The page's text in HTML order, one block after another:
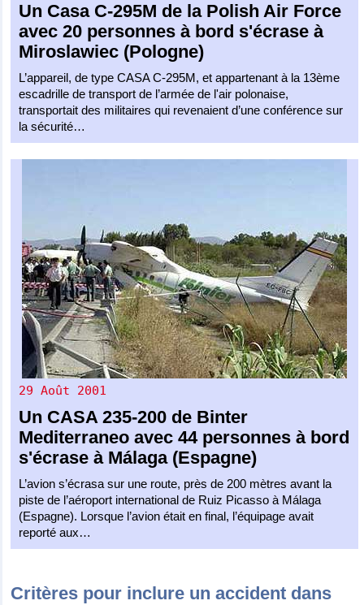
Un Casa C-295M de la Polish Air Force
avec 20 personnes à bord s'écrase à
Miroslawiec (Pologne)
L’appareil, de type CASA C-295M, et appartenant à la 13ème
escadrille de transport de l’armée de l'air polonaise,
transportait des militaires qui revenaient d’une conférence sur
la sécurité…
29 Août 2001
Un CASA 235-200 de Binter
Mediterraneo avec 44 personnes à bord
s'écrase à Málaga (Espagne)
L’avion s’écrasa sur une route, près de 200 mètres avant la
piste de l’aéroport international de Ruiz Picasso à Málaga
(Espagne). Lorsque l’avion était en final, l’équipage avait
reporté aux…
Critères pour inclure un accident dans